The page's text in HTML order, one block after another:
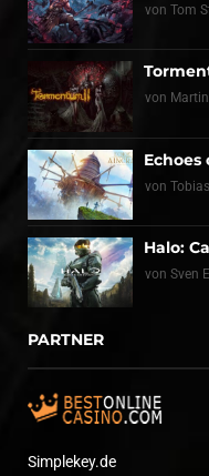
von Tom
von
Echoes
von
Halo:
von Sven
PARTNER
Simplekey.de